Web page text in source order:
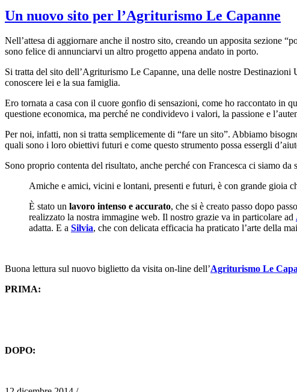
Un nuovo sito per l’Agriturismo Le Capanne
Nell’attesa di aggiornare anche il nostro sito, creando un apposita sezione
sono felice di annunciarvi un altro progetto appena andato in porto.
Si tratta del sito dell’Agriturismo Le Capanne, una delle nostre Destinazioni
conoscere lei e la sua famiglia.
Ero tornata a casa con il cuore gonfio di sensazioni, come ho raccontato in
questione economica, ma perché ne condividevo i valori, la passione e
Per noi, infatti, non si tratta semplicemente di “fare un sito”. Abbiamo
quali sono i loro obiettivi futuri e come questo strumento possa essergli
Sono proprio contenta del risultato, anche perché con Francesca ci siamo da
Amiche e amici, vicini e lontani, presenti e futuri, è con grande gioia
È stato un lavoro intenso e accurato, che si è creato passo dopo
realizzato la nostra immagine web. Il nostro grazie va in particolare ad
adatta. E a Silvia, che con delicata efficacia ha praticato l’arte della
Buona lettura sul nuovo biglietto da visita on-line dell’Agriturismo Le
PRIMA:
DOPO: